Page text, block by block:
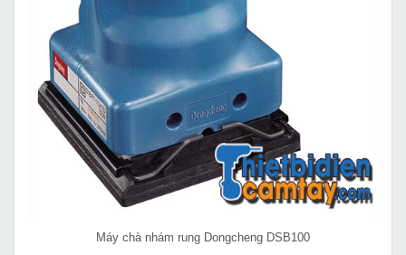
Máy chà nhám rung Dongcheng DSB100